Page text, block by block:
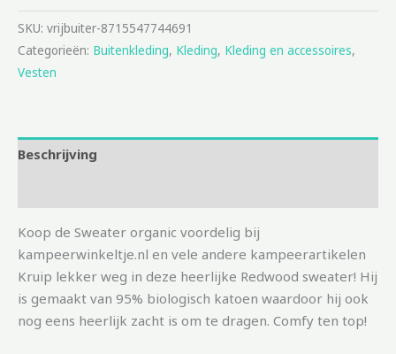
SKU: vrijbuiter-8715547744691
Categorieën: Buitenkleding, Kleding, Kleding en accessoires,
Vesten
Beschrijving
Koop de Sweater organic voordelig bij
kampeerwinkeltje.nl en vele andere kampeerartikelen
Kruip lekker weg in deze heerlijke Redwood sweater! Hij
is gemaakt van 95% biologisch katoen waardoor hij ook
nog eens heerlijk zacht is om te dragen. Comfy ten top!